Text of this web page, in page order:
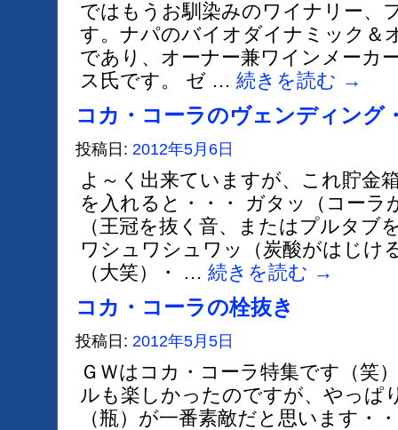
ではもうお馴染みのワイナリー、
す。ナパのバイオダイナミック＆
であり、オーナー兼ワインメーカ
ス氏です。 ゼ … 続きを読む →
コカ・コーラのヴェンディング
投稿日: 2012年5月6日
よ～く出来ていますが、これ貯金
を入れると・・・ ガタッ（コーラ
（王冠を抜く音、またはプルタブ
ワシュワシュワッ（炭酸がはじけ
（大笑）・ … 続きを読む →
コカ・コーラの栓抜き
投稿日: 2012年5月5日
ＧＷはコカ・コーラ特集です（笑
ルも楽しかったのですが、やっぱ
（瓶）が一番素敵だと思います・